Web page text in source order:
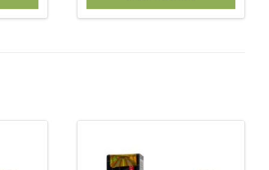
29,95.
was:
€ 32,90.€ 24,95.